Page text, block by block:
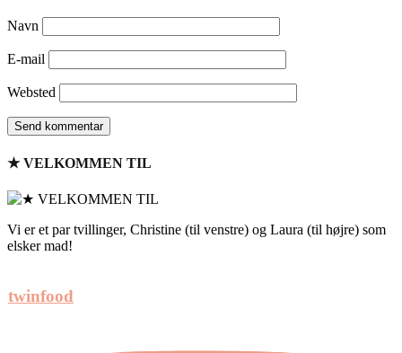
Navn
E-mail
Websted
★ VELKOMMEN TIL
Vi er et par tvillinger, Christine (til venstre) og Laura (til højre) som
elsker mad!
twinfood